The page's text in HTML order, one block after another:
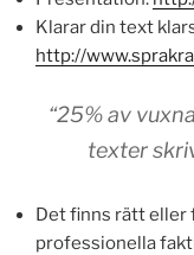
Klarar din text
http://
“25% av
texter
Det finns rätt eller
professionella